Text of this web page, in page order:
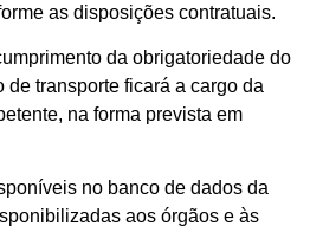
as disposições contratuais.
da obrigatoriedade do
de transporte ficará a cargo da
na forma prevista em
no banco de dados da
aos órgãos e às